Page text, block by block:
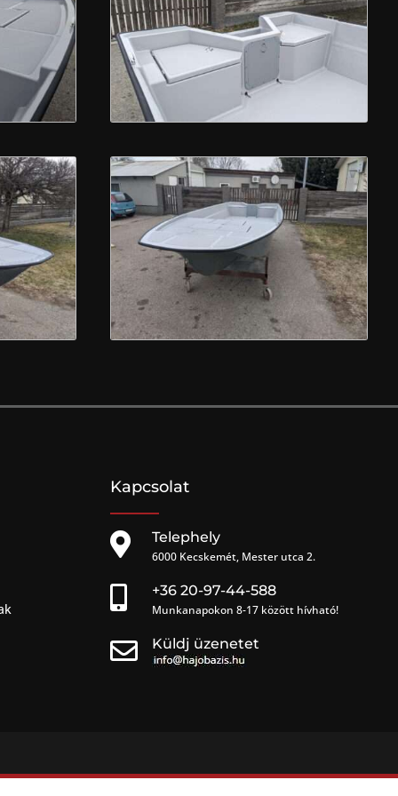
Kapcsolat
 Telephely
6000 Kecskemét, Mester utca 2.
 +36 20-97-44-588
Munkanapokon 8-17 között hívható!
 Küldj üzenetet